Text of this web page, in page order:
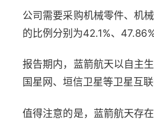
公司需要采购机械零件、机
的比例分别为42.1%、
报告期内，蓝箭航天以自主
国星网、垣信卫星等卫星互
值得注意的是，蓝箭航天存